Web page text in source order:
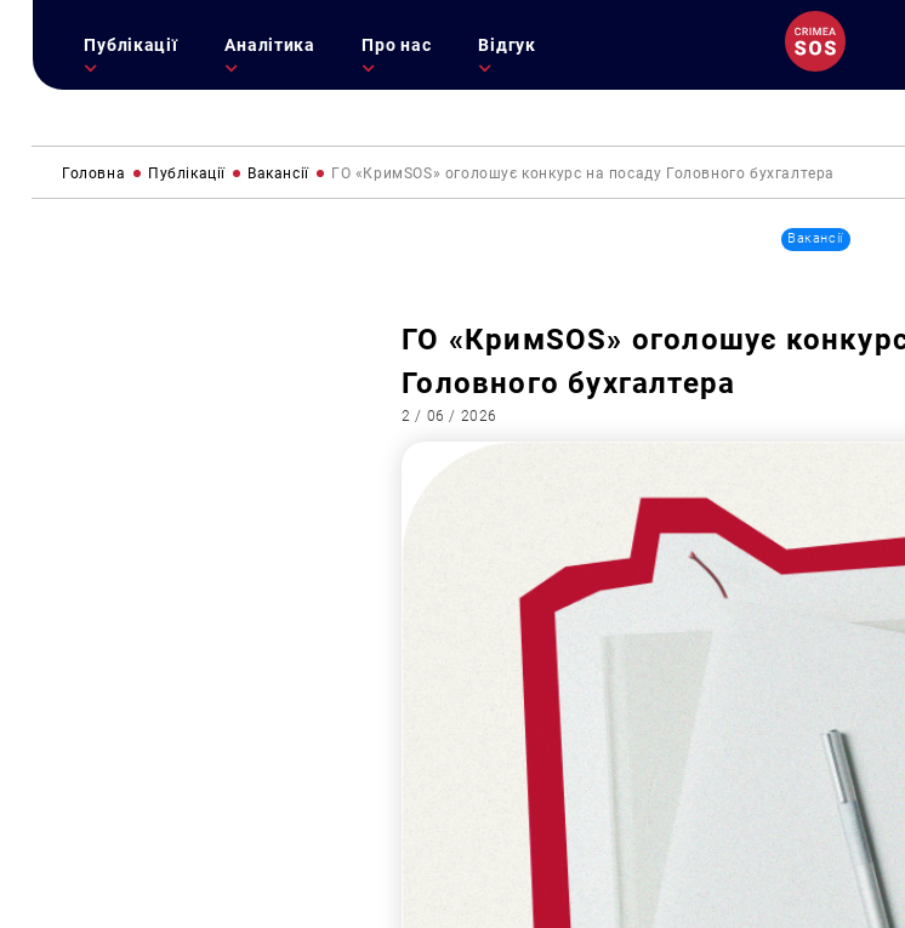
Публікації Аналітика Про нас Відгук
Головна Публікації Вакансії ГО «КримSOS» оголошує конкурс на посаду Головного бухгалтера
Вакансії
ГО «КримSOS» оголошує
Головного бухгалтера
2 / 06 / 2026